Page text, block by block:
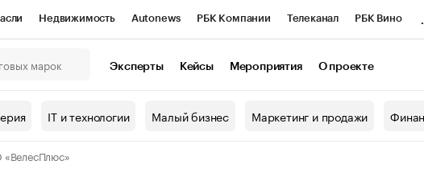
Недвижимость Autonews РБК Компании Телеканал РБК Вино
Проверка контрагентов
Эксперты Кейсы Мероприятия О проекте
IT и технологии Малый бизнес Маркетинг и продажи